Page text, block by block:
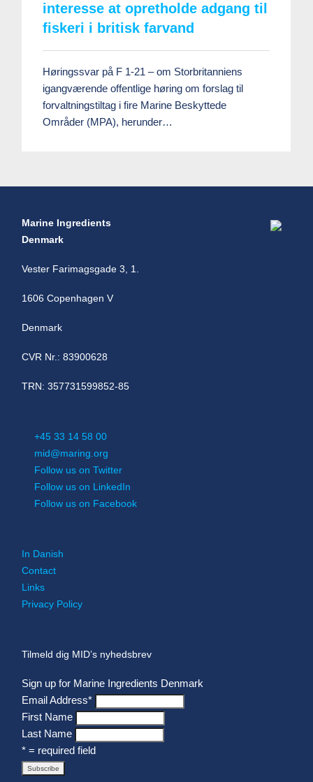
interesse at opretholde adgang til
fiskeri i britisk farvand
Høringssvar på F 1-21 – om Storbritanniens
igangværende offentlige høring om forslag til
forvaltningstiltag i fire Marine Beskyttede
Områder (MPA), herunder…
Marine Ingredients
Denmark
Vester Farimagsgade 3, 1.
1606 Copenhagen V
Denmark
CVR Nr.: 83900628
TRN: 357731599852-85
+45 33 14 58 00
mid@maring.org
Follow us on Twitter
Follow us on LinkedIn
Follow us on Facebook
In Danish
Contact
Links
Privacy Policy
Tilmeld dig MID’s nyhedsbrev
Sign up for Marine Ingredients Denmark
Email Address*
First Name
Last Name
* = required field